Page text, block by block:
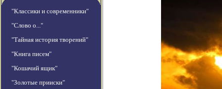
"Классики и современники"
"Слово о..."
"Тайная история творений"
"Книга писем"
"Кошачий ящик"
"Золотые прииски"